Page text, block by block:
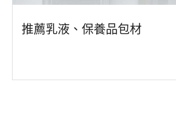
推薦乳液、保養品包材